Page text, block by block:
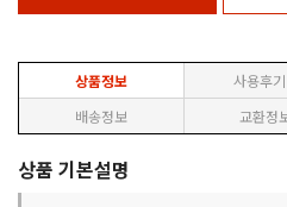
상품정보 사용후기
배송정보
교환정
상품 기본설명